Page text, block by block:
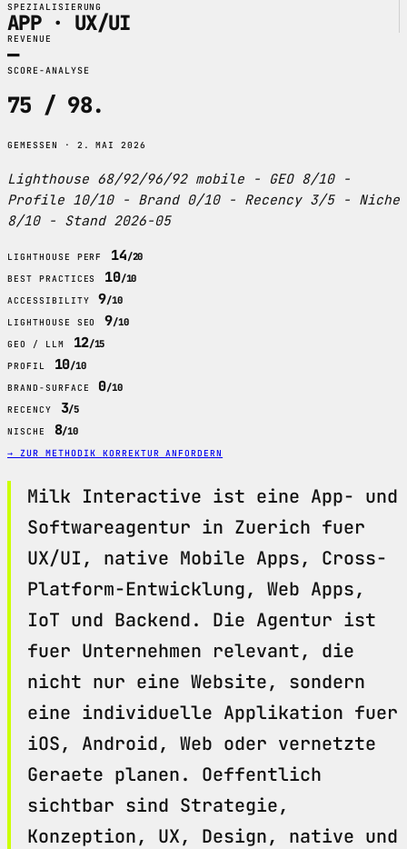
SPEZIALISIERUNG
APP · UX/UI
REVENUE
—
SCORE-ANALYSE
75 / 98.
GEMESSEN · 2. MAI 2026
Lighthouse 68/92/96/92 mobile - GEO 8/10 -
Profile 10/10 - Brand 0/10 - Recency 3/5 - Niche
8/10 - Stand 2026-05
LIGHTHOUSE PERF 14/20
BEST PRACTICES 10/10
ACCESSIBILITY 9/10
LIGHTHOUSE SEO 9/10
GEO / LLM 12/15
PROFIL 10/10
BRAND-SURFACE 0/10
RECENCY 3/5
NISCHE 8/10
→ ZUR METHODIK KORREKTUR ANFORDERN
Milk Interactive ist eine App- und
Softwareagentur in Zuerich fuer
UX/UI, native Mobile Apps, Cross-
Platform-Entwicklung, Web Apps,
IoT und Backend. Die Agentur ist
fuer Unternehmen relevant, die
nicht nur eine Website, sondern
eine individuelle Applikation fuer
iOS, Android, Web oder vernetzte
Geraete planen. Oeffentlich
sichtbar sind Strategie,
Konzeption, UX, Design, native und